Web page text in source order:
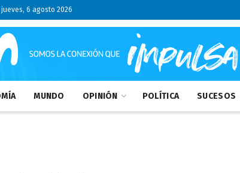
jueves, 6 agosto 2026
MUNDO OPINIÓN POLÍTICA SUCESOS